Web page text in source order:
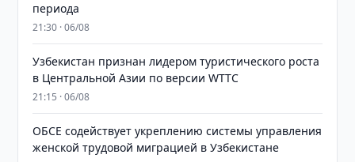
периода
21:30 · 06/08
Узбекистан признан лидером туристического роста
в Центральной Азии по версии WTTC
21:15 · 06/08
ОБСЕ содействует укреплению системы управления
женской трудовой миграцией в Узбекистане